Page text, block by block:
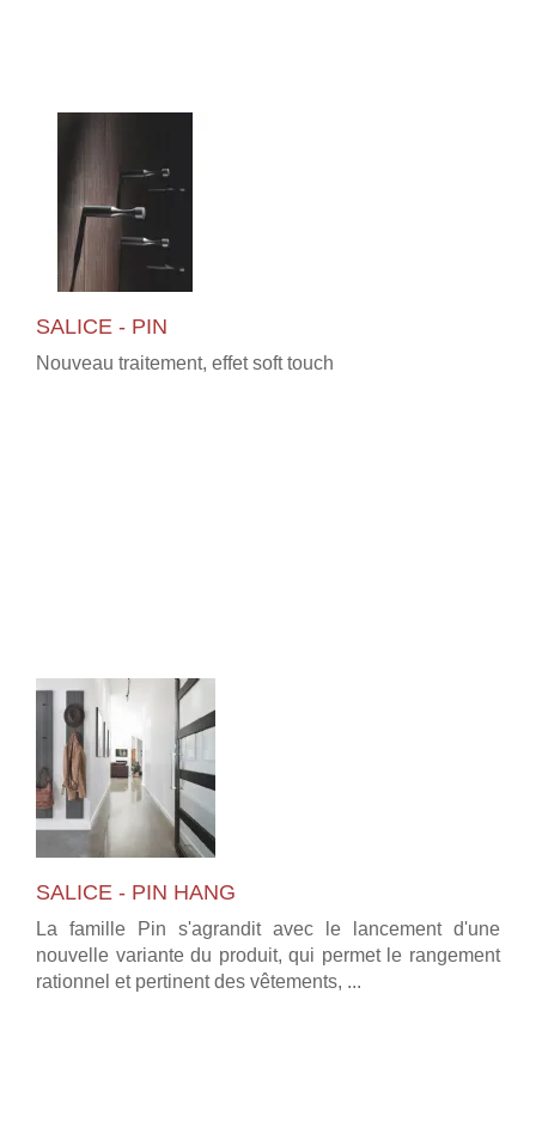
SALICE - PIN
Nouveau traitement, effet soft touch
SALICE - PIN HANG
La famille Pin s'agrandit avec le lancement d'une
nouvelle variante du produit, qui permet le rangement
rationnel et pertinent des vêtements, ...